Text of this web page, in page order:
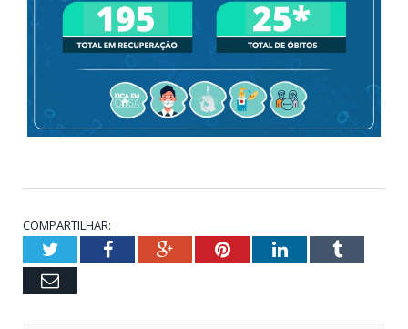
COMPARTILHAR:
TwitterFacebookGoogle+PinterestLinkedInTumblr
Email